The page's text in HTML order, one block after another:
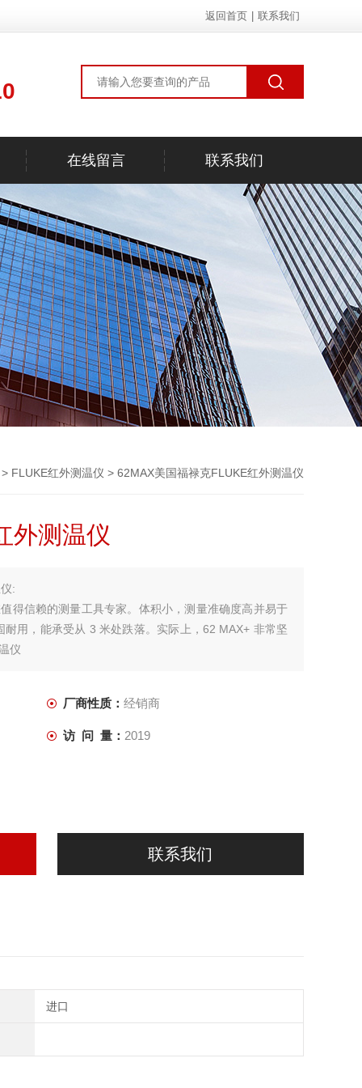
返回首页 联系我们
在线留言 联系我们
> FLUKE红外测温仪 > 62MAX美国福禄克FLUKE红外测温仪
外测温仪
:
得信赖的测量工具专家。体积小，测量准确度高并易于
用，能承受从 3 米处跌落。实际上，62 MAX+ 非常坚
仪
厂商性质： 经销商
访 问 量： 2019
联系我们
进口